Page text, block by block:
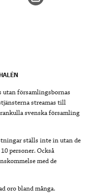
utan församlingsbornas
streamas till
svenska församling
ställs inte in utan de
personer. Också
med de
oro bland många.